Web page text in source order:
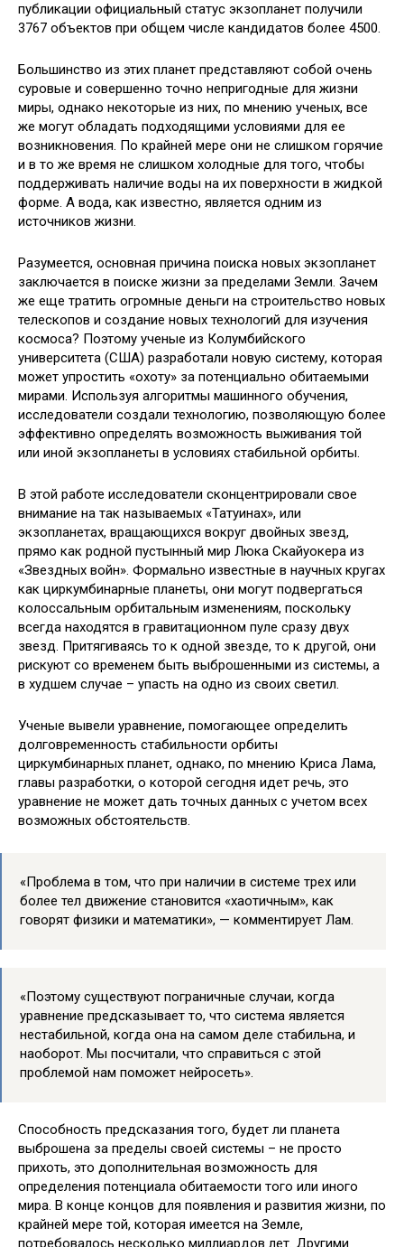
публикации официальный статус экзопланет получили
3767 объектов при общем числе кандидатов более 4500.
Большинство из этих планет представляют собой очень
суровые и совершенно точно непригодные для жизни
миры, однако некоторые из них, по мнению ученых, все
же могут обладать подходящими условиями для ее
возникновения. По крайней мере они не слишком горячие
и в то же время не слишком холодные для того, чтобы
поддерживать наличие воды на их поверхности в жидкой
форме. А вода, как известно, является одним из
источников жизни.
Разумеется, основная причина поиска новых экзопланет
заключается в поиске жизни за пределами Земли. Зачем
же еще тратить огромные деньги на строительство новых
телескопов и создание новых технологий для изучения
космоса? Поэтому ученые из Колумбийского
университета (США) разработали новую систему, которая
может упростить «охоту» за потенциально обитаемыми
мирами. Используя алгоритмы машинного обучения,
исследователи создали технологию, позволяющую более
эффективно определять возможность выживания той
или иной экзопланеты в условиях стабильной орбиты.
В этой работе исследователи сконцентрировали свое
внимание на так называемых «Татуинах», или
экзопланетах, вращающихся вокруг двойных звезд,
прямо как родной пустынный мир Люка Скайуокера из
«Звездных войн». Формально известные в научных кругах
как циркумбинарные планеты, они могут подвергаться
колоссальным орбитальным изменениям, поскольку
всегда находятся в гравитационном пуле сразу двух
звезд. Притягиваясь то к одной звезде, то к другой, они
рискуют со временем быть выброшенными из системы, а
в худшем случае – упасть на одно из своих светил.
Ученые вывели уравнение, помогающее определить
долговременность стабильности орбиты
циркумбинарных планет, однако, по мнению Криса Лама,
главы разработки, о которой сегодня идет речь, это
уравнение не может дать точных данных с учетом всех
возможных обстоятельств.
«Проблема в том, что при наличии в системе трех или
более тел движение становится «хаотичным», как
говорят физики и математики», — комментирует Лам.
«Поэтому существуют пограничные случаи, когда
уравнение предсказывает то, что система является
нестабильной, когда она на самом деле стабильна, и
наоборот. Мы посчитали, что справиться с этой
проблемой нам поможет нейросеть».
Способность предсказания того, будет ли планета
выброшена за пределы своей системы – не просто
прихоть, это дополнительная возможность для
определения потенциала обитаемости того или иного
мира. В конце концов для появления и развития жизни, по
крайней мере той, которая имеется на Земле,
потребовалось несколько миллиардов лет. Другими